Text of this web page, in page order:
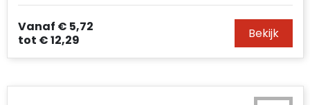
Vanaf € 5,72
tot € 12,29 Bekijk